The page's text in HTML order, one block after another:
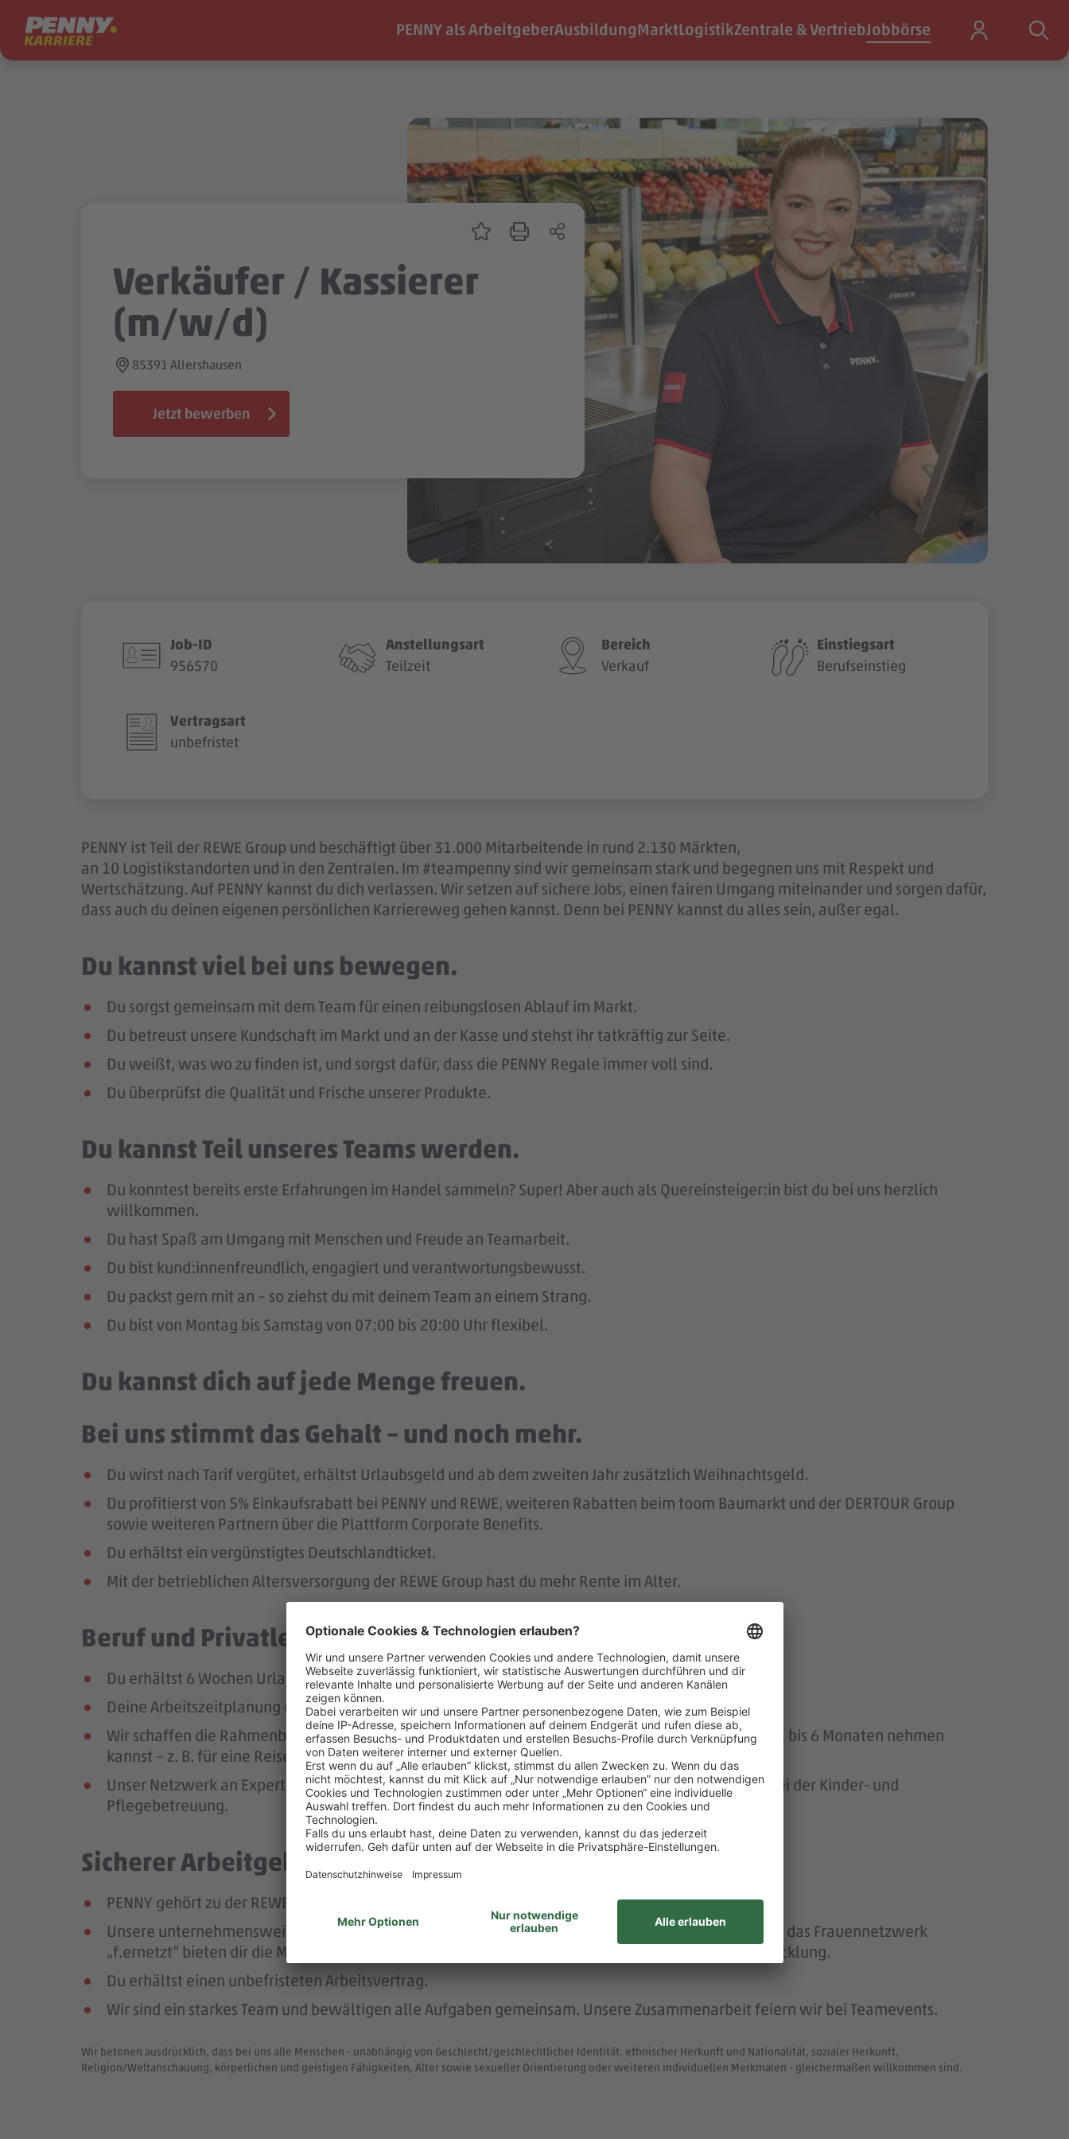
Zum Inhalt springen PENNY als ArbeitgeberAusbildungMarktLogistikZentrale & VertriebJobbörse
Verkäufer / Kassierer
(m/w/d)
85391 Allershausen
Jetzt bewerben
Job-ID
956570
Anstellungsart
Teilzeit
Bereich
Verkauf
Einstiegsart
Berufseinstieg
Vertragsart
unbefristet
PENNY ist Teil der REWE Group und beschäftigt über 31.000 Mitarbeitende in rund 2.130 Märkten,
an 10 Logistikstandorten und in den Zentralen. Im #teampenny sind wir gemeinsam stark und begegnen uns mit Respekt und
Wertschätzung. Auf PENNY kannst du dich verlassen. Wir setzen auf sichere Jobs, einen fairen Umgang miteinander und sorgen dafür,
dass auch du deinen eigenen persönlichen Karriereweg gehen kannst. Denn bei PENNY kannst du alles sein, außer egal.
Du kannst viel bei uns bewegen.
Du sorgst gemeinsam mit dem Team für einen reibungslosen Ablauf im Markt.
Du betreust unsere Kundschaft im Markt und an der Kasse und stehst ihr tatkräftig zur Seite.
Du weißt, was wo zu finden ist, und sorgst dafür, dass die PENNY Regale immer voll sind.
Du überprüfst die Qualität und Frische unserer Produkte.
Du kannst Teil unseres Teams werden.
Du konntest bereits erste Erfahrungen im Handel sammeln? Super! Aber auch als Quereinsteiger:in bist du bei uns herzlich
willkommen.
Du hast Spaß am Umgang mit Menschen und Freude an Teamarbeit.
Du bist kund:innenfreundlich, engagiert und verantwortungsbewusst.
Du packst gern mit an – so ziehst du mit deinem Team an einem Strang.
Du bist von Montag bis Samstag von 07:00 bis 20:00 Uhr flexibel.
Du kannst dich auf jede Menge freuen.
Bei uns stimmt das Gehalt – und noch mehr.
Du wirst nach Tarif vergütet, erhältst Urlaubsgeld und ab dem zweiten Jahr zusätzlich Weihnachtsgeld.
Du profitierst von 5% Einkaufsrabatt bei PENNY und REWE, weiteren Rabatten beim toom Baumarkt und der DERTOUR Group
sowie weiteren Partnern über die Plattform Corporate Benefits.
Du erhältst ein vergünstigtes Deutschlandticket.
Mit der betrieblichen Altersversorgung der REWE Group hast du mehr Rente im Alter.
Beruf und Privatleben vereinbaren – das unterstützen wir.
Du erhältst 6 Wochen Urlaub pro Jahr.
Deine Arbeitszeitplanung erfolgt in der Regel 2 Wochen im Voraus.
Wir schaffen die Rahmenbedingungen dafür, dass du dir nach 3 Jahren bei PENNY eine Auszeit von 1 bis 6 Monaten nehmen
kannst – z. B. für eine Reise oder einen Hausbau.
Unser Netzwerk an Expert:innen unterstützt dich durch die Vermittlung von Betreuungspersonen bei der Kinder- und
Pflegebetreuung.
Sicherer Arbeitgeber – nachhaltig und menschlich.
PENNY gehört zu der REWE Group, einem der größten Arbeitgeber Deutschlands.
Unsere unternehmensweiten Netzwerke wie das LGBTIQ-Netzwerk „DITO – different together“ und das Frauennetzwerk
„f.ernetzt“ bieten dir die Möglichkeit zum Austausch rund um Karriere und persönliche Weiterentwicklung.
Du erhältst einen unbefristeten Arbeitsvertrag.
Wir sind ein starkes Team und bewältigen alle Aufgaben gemeinsam. Unsere Zusammenarbeit feiern wir bei Teamevents.
Wir betonen ausdrücklich, dass bei uns alle Menschen - unabhängig von Geschlecht/geschlechtlicher Identität, ethnischer Herkunft und Nationalität, sozialer Herkunft,
Religion/Weltanschauung, körperlichen und geistigen Fähigkeiten, Alter sowie sexueller Orientierung oder weiteren individuellen Merkmalen - gleichermaßen willkommen sind.